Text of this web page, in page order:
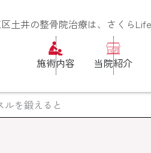
土井の整骨院治療は、さくら
施術内容 当院紹介
ルを鍛えると